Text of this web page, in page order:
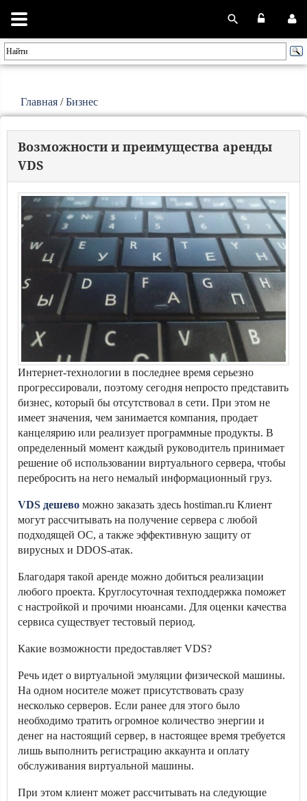
Главная /Бизнес
Возможности и преимущества аренды
VDS
Интернет-технологии в последнее время серьезно
прогрессировали, поэтому сегодня непросто представить
бизнес, который бы отсутствовал в сети. При этом не
имеет значения, чем занимается компания, продает
канцелярию или реализует программные продукты. В
определенный момент каждый руководитель принимает
решение об использовании виртуального сервера, чтобы
перебросить на него немалый информационный груз.
VDS дешево можно заказать здесь hostiman.ru Клиент
могут рассчитывать на получение сервера с любой
подходящей ОС, а также эффективную защиту от
вирусных и DDOS-атак.
Благодаря такой аренде можно добиться реализации
любого проекта. Круглосуточная техподдержка поможет
с настройкой и прочими нюансами. Для оценки качества
сервиса существует тестовый период.
Какие возможности предоставляет VDS?
Речь идет о виртуальной эмуляции физической машины.
На одном носителе может присутствовать сразу
несколько серверов. Если ранее для этого было
необходимо тратить огромное количество энергии и
денег на настоящий сервер, в настоящее время требуется
лишь выполнить регистрацию аккаунта и оплату
обслуживания виртуальной машины.
При этом клиент может рассчитывать на следующие